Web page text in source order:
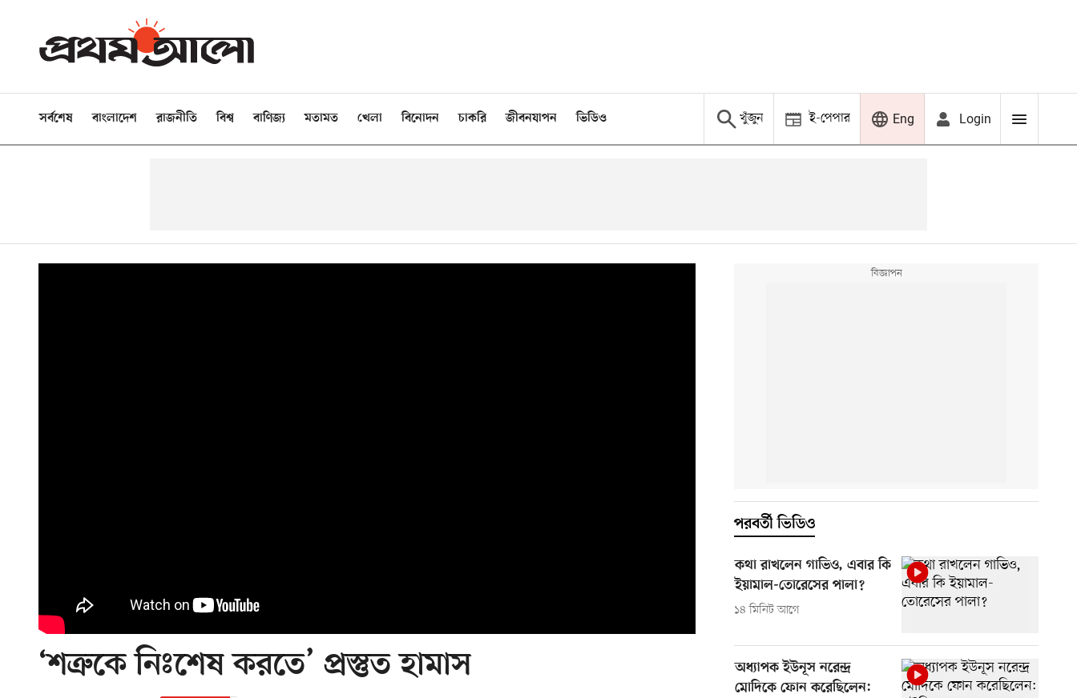
সর্বশেষ বাংলাদেশ রাজনীতি বিশ্ব বাণিজ্য মতামত খেলা বিনোদন চাকরি জীবনযাপন ভিডিও খুঁজুন ই-পেপার Eng Login
‘শত্রুকে নিঃশেষ করতে’ প্রস্তুত হামাস
পরবর্তী ভিডিও
কথা রাখলেন গাভিও, এবার কি
ইয়ামাল-তোরেসের পালা?
১৪ মিনিট আগে
অধ্যাপক ইউনূস নরেন্দ্র
মোদিকে ফোন করেছিলেন: